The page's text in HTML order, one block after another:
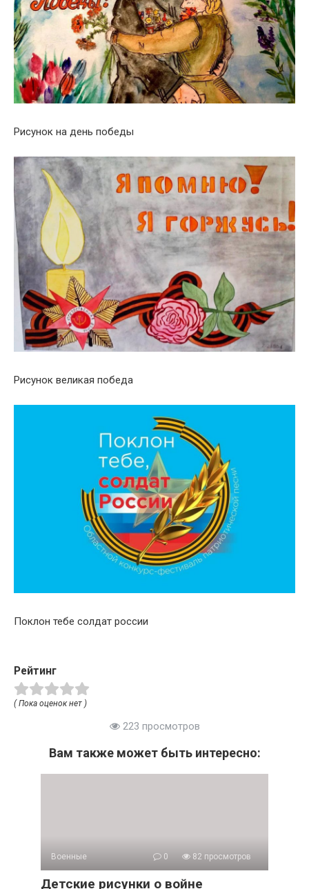
Рисунок на день победы
Рисунок великая победа
Поклон тебе солдат россии
Рейтинг
( Пока оценок нет )
223 просмотров
Вам также может быть интересно:
Военные 0 82 просмотров
Детские рисунки о войне